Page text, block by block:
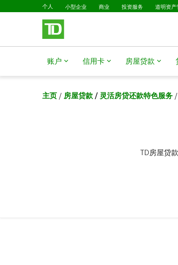
跳转到主要内容
个人 已选择小型企业 商业 投资服务 道明资产
账户 信用卡 房屋贷款
主页 / 房屋贷款 / 灵活房贷还款特色服务 /
TD房屋贷